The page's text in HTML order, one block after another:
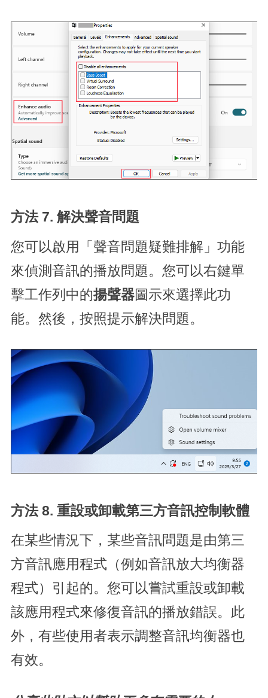
方法 7. 解決聲音問題
您可以啟用「聲音問題疑難排解」功能
來偵測音訊的播放問題。您可以右鍵單
擊工作列中的揚聲器圖示來選擇此功
能。然後，按照提示解決問題。
方法 8. 重設或卸載第三方音訊控制軟體
在某些情況下，某些音訊問題是由第三
方音訊應用程式（例如音訊放大均衡器
程式）引起的。您可以嘗試重設或卸載
該應用程式來修復音訊的播放錯誤。此
外，有些使用者表示調整音訊均衡器也
有效。